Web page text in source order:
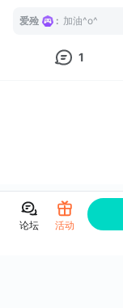
不过也没事，谢谢奇
爱殓 : 加油^o^
1
论坛 活动